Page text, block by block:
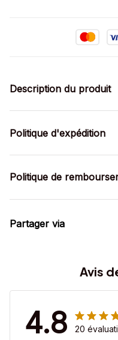
Description du produit
Politique d'expédition
Politique de
Partager via
Avis
4.8 20